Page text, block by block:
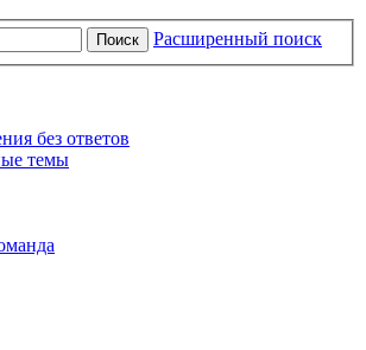
Поиск Расширенный поиск
без ответов
темы